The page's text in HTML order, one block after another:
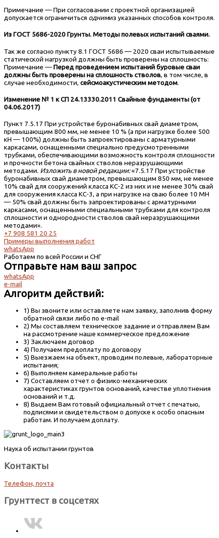
Примечание — При согласовании с проектной организацией
допускается ограничиться однимиз указанных способов контроля.
Из ГОСТ 5686-2020 Грунты. Методы полевых испытаний сваями.
Так же согласно пункту 8.1 ГОСТ 5686 — 2020 сваи испытываемые
статической нагрузкой должны быть проверены на сплошность:
Примечание —Перед проведением испытаний буровые сваи
должны быть проверены на сплошность стволов, в том числе, в
случае необходимости, сейсмоакустическим методом.
Изменение № 1 к СП 24.13330.2011 Свайные фундаменты (от
04.06.2017)
Пункт 7.5.17 При устройстве буронабивных свай диаметром,
превышающим 800 мм, не менее 10 % (а при нагрузке более 500
кН — 100%) должны быть запроектированы с арматурными
каркасами, оснащенными специально предусмотренными
трубками, обеспечивающими возможность контроля сплошности
и прочности бетона свайных стволов неразрушающими
методами. Изложить в новой редакции:«7.5.17 При устройстве
буронабивных свай диаметром, превышающим 850 мм, не менее
10% свай для сооружений класса КС-2 из них и не менее 30% свай
для сооружения класса КС-3, а при нагрузке на сваю более 10 МН
— 50% свай должны быть запроектированы с арматурными
каркасами, оснащенными специальными трубками для контроля
сплошности и однородности стволов свай неразрушающими
методами».
+7 908 581 20 25
Примеры выполнения работ
whatsApp
Работаем по всей России и СНГ
Отправьте нам ваш запрос
whatsApp
e-mail
Алгоритм действий:
1) Вы звоните или оставляете нам заявку, заполнив форму
обратной связи либо по e-mail
2) Мы составляем техническое задание и отправляем Вам
на рассмотрение наше коммерческое предложение
3) Заключаем договор
4) Получаем предоплату по договору
5) Выезжаем на объект, проводим полевые, лабораторные
испытания;
6) Выполняем камеральные работы
7) Составляем отчет о физико-механических
характеристиках грунтов оснований, качестве уплотнения
оснований и т.д.
8) Выдаем Вам готовый официальный отчет с печатью,
подписями и свидетельством о допуске к особо опасным
работам. И получаем доплату.
Наука об испытании грунтов
Контакты
Телефон, почта
Грунттест в соцсетях